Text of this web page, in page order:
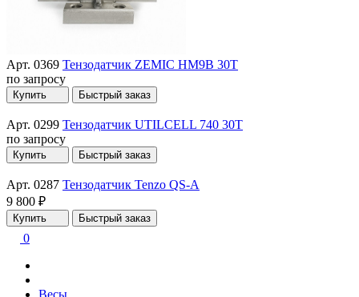
Арт. 0369 Тензодатчик ZEMIC HM9B 30T
по запросу
Купить Быстрый заказ
Арт. 0299 Тензодатчик UTILCELL 740 30T
по запросу
Купить Быстрый заказ
Арт. 0287 Тензодатчик Tenzo QS-A
9 800 ₽
Купить Быстрый заказ
0
Весы